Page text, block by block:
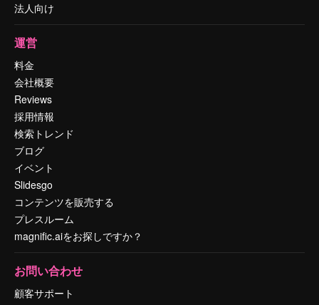
法人向け
運営
料金
会社概要
Reviews
採用情報
検索トレンド
ブログ
イベント
Slidesgo
コンテンツを販売する
プレスルーム
magnific.aiをお探しですか？
お問い合わせ
顧客サポート